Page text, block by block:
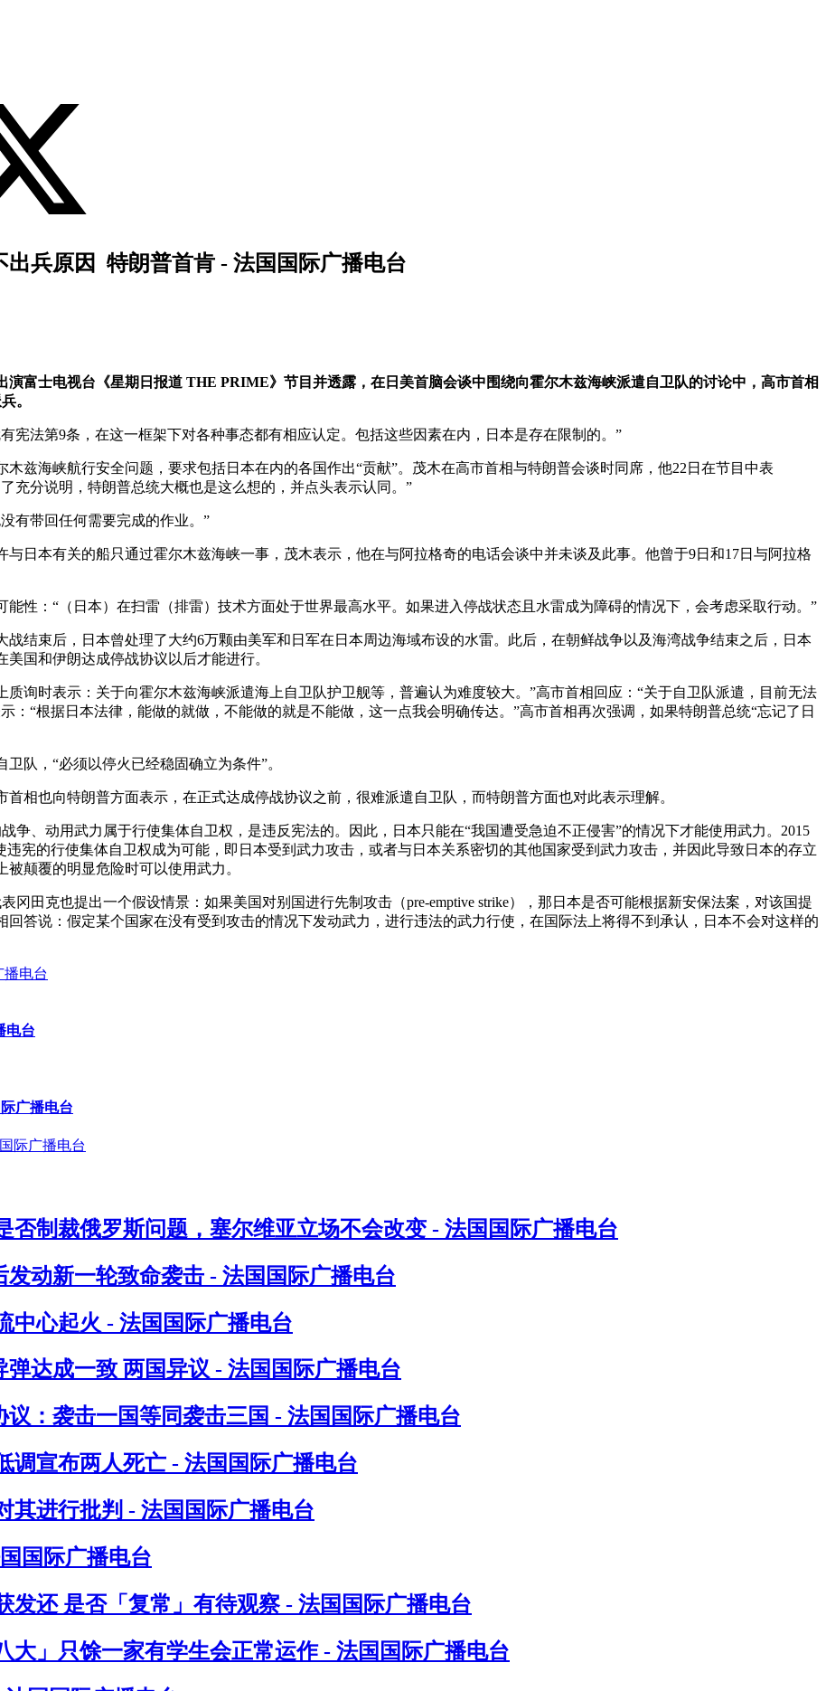
兵原因 特朗普首肯 - 法国国际广播电台
演富士电视台《星期日报道 THE PRIME》节目并透露，在日美首脑会谈中围绕向霍尔木兹海峡派遣自卫队的讨论中，高市首相
。
宪法第9条，在这一框架下对各种事态都有相应认定。包括这些因素在内，日本是存在限制的。”
兹海峡航行安全问题，要求包括日本在内的各国作出“贡献”。茂木在高市首相与特朗普会谈时同席，他22日在节目中表
充分说明，特朗普总统大概也是这么想的，并点头表示认同。”
有带回任何需要完成的作业。”
日本有关的船只通过霍尔木兹海峡一事，茂木表示，他在与阿拉格奇的电话会谈中并未谈及此事。他曾于9日和17日与阿拉格
性：“（日本）在扫雷（排雷）技术方面处于世界最高水平。如果进入停战状态且水雷成为障碍的情况下，会考虑采取行动。”
结束后，日本曾处理了大约6万颗由美军和日军在日本周边海域布设的水雷。此后，在朝鲜战争以及海湾战争结束之后，日本
国和伊朗达成停战协议以后才能进行。
询时表示：关于向霍尔木兹海峡派遣海上自卫队护卫舰等，普遍认为难度较大。”高市首相回应：“关于自卫队派遣，目前无法
：“根据日本法律，能做的就做，不能做的就是不能做，这一点我会明确传达。”高市首相再次强调，如果特朗普总统“忘记了日
队，“必须以停火已经稳固确立为条件”。
相也向特朗普方面表示，在正式达成停战协议之前，很难派遣自卫队，而特朗普方面也对此表示理解。
争、动用武力属于行使集体自卫权，是违反宪法的。因此，日本只能在“我国遭受急迫不正侵害”的情况下才能使用武力。2015
宪的行使集体自卫权成为可能，即日本受到武力攻击，或者与日本关系密切的其他国家受到武力攻击，并因此导致日本的存立
颠覆的明显危险时可以使用武力。
冈田克也提出一个假设情景：如果美国对别国进行先制攻击（pre-emptive strike），那日本是否可能根据新安保法案，对该国提
答说：假定某个国家在没有受到攻击的情况下发动武力，进行违法的武力行使，在国际法上将得不到承认，日本不会对这样的
电台
广播电台
否制裁俄罗斯问题，塞尔维亚立场不会改变 - 法国国际广播电台
动新一轮致命袭击 - 法国国际广播电台
中心起火 - 法国国际广播电台
达成一致 两国异议 - 法国国际广播电台
：袭击一国等同袭击三国 - 法国国际广播电台
调宣布两人死亡 - 法国国际广播电台
其进行批判 - 法国国际广播电台
国际广播电台
发还 是否「复常」有待观察 - 法国国际广播电台
大」只馀一家有学生会正常运作 - 法国国际广播电台